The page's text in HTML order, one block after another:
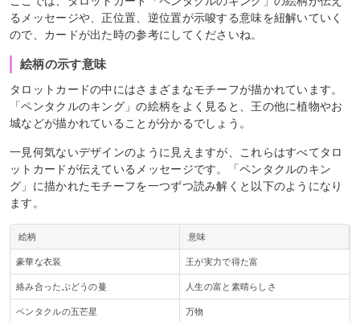
るメッセージや、正位置、逆位置が示唆する意味を紐解いていく
ので、カードが出た時の参考にしてくださいね。
絵柄の示す意味
タロットカードの中にはさまざまなモチーフが描かれています。
「ペンタクルのキング」の絵柄をよく見ると、王の他に植物やお
城などが描かれていることが分かるでしょう。
一見何気ないデザインのように見えますが、これらはすべてタロ
ットカードが伝えているメッセージです。「ペンタクルのキン
グ」に描かれたモチーフを一つずつ読み解くと以下のようになり
ます。
絵柄 意味
豪華な衣装 王が実力で得た富
絡み合ったぶどうの蔓 人生の富と素晴らしさ
ペンタクルの五芒星 万物